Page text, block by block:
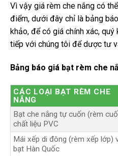
Vì vậy giá rèm che nắng có
điểm, dưới đây chỉ là bảng
khảo, để có giá chính xác,
tiếp với chúng tôi để dược tư
Bảng báo giá bạt rèm che
CÁC LOẠI BẠT RÈM CHE
NẮNG
Bạt che nắng tự cuốn (rèm
chất liệu PVC
Mái xếp di đông (rèm xếp lớp)
bạt Hàn Quốc